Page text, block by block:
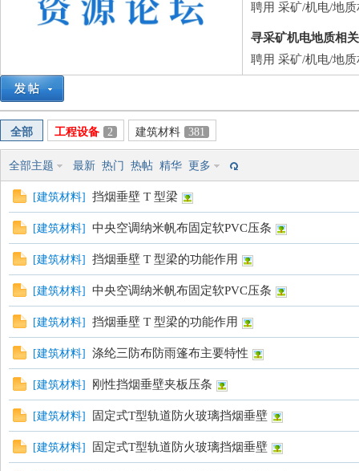
资
聘用 采矿/机电/地
寻采矿机电地质相
聘用 采矿/机电/地
全部 工程设备 2 建筑材料 381
全部主题 最新 热门 热帖 精华 更多
[建筑材料] 挡烟垂壁 T 型梁
[建筑材料] 中央空调纳米帆布固定软PVC压条
[建筑材料] 挡烟垂壁 T 型梁的功能作用
[建筑材料] 中央空调纳米帆布固定软PVC压条
[建筑材料] 挡烟垂壁 T 型梁的功能作用
[建筑材料] 涤纶三防布防雨篷布主要特性
[建筑材料] 刚性挡烟垂壁夹板压条
[建筑材料] 固定式T型轨道防火玻璃挡烟垂壁
[建筑材料] 固定式T型轨道防火玻璃挡烟垂壁